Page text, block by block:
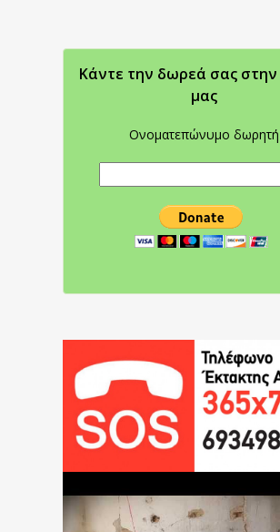
Κάντε την δωρεά σας
μας
Ονοματεπώνυμο δωρητή